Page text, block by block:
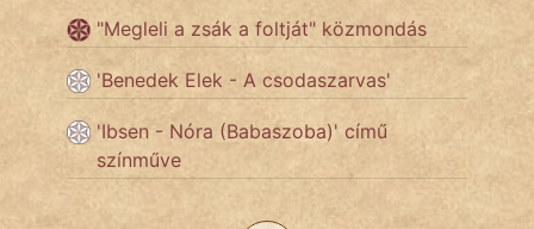
Népszerű szerzőink:
cinege
fantom
"Megleli a zsák a foltját" közmondás
'Benedek Elek - A csodaszarvas'
'Ibsen - Nóra (Babaszoba)' című
színműve